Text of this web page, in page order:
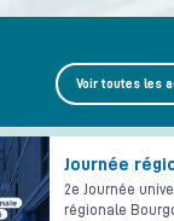
Voir toutes les
Journée
2e Journée
régionale